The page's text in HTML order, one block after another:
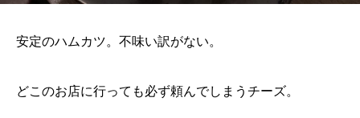
安定のハムカツ。不味い訳がない。
どこのお店に行っても必ず頼んでしまうチーズ。